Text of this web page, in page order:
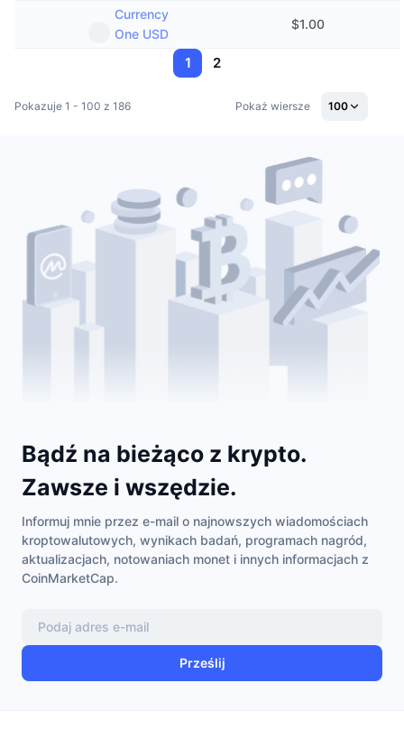
Currency
One USD
$1.00
1 2
Pokazuje 1 - 100 z 186 Pokaż wiersze 100
Bądź na bieżąco z krypto.
Zawsze i wszędzie.
Informuj mnie przez e-mail o najnowszych wiadomościach
kroptowalutowych, wynikach badań, programach nagród,
aktualizacjach, notowaniach monet i innych informacjach z
CoinMarketCap.
Prześlij